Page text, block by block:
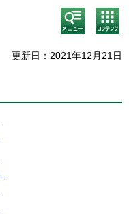
検
索・
メニ
コン
テン
ニュ
更新日：2021年12月21日